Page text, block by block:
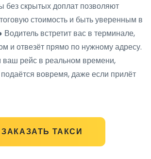
ЗАКАЗАТЬ ТАКСИ
без скрытых доплат позволяют
стоимость и быть уверенным в
Водитель встретит вас в терминале,
и отвезёт прямо по нужному адресу.
рейс в реальном времени,
вовремя, даже если прилёт